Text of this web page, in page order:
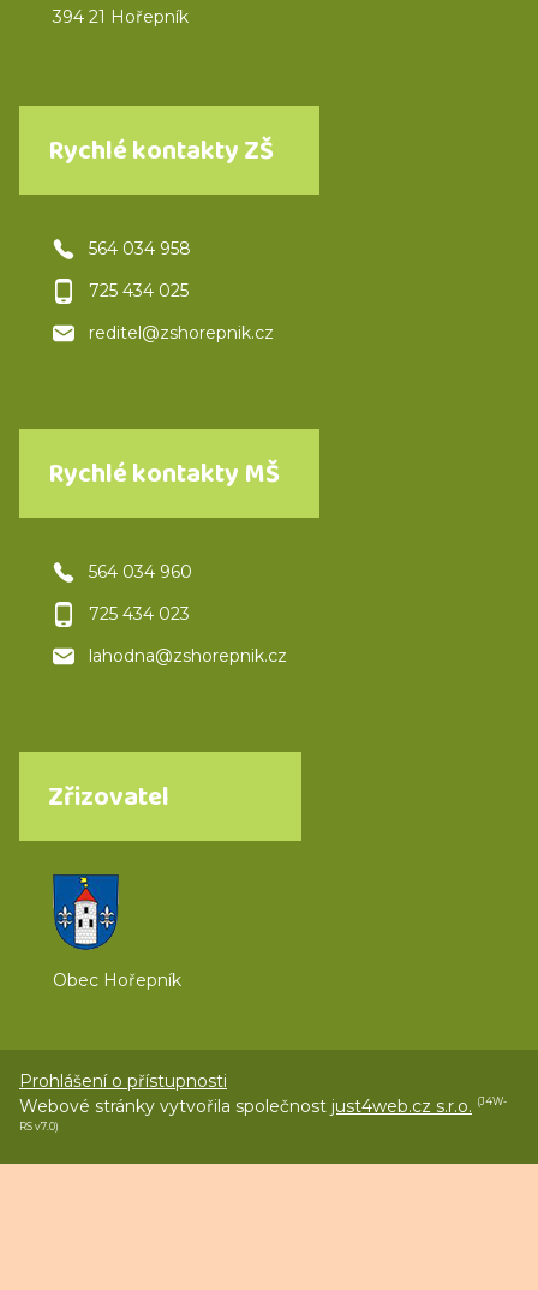
394 21 Hořepník
Rychlé kontakty ZŠ
564 034 958
725 434 025
reditel@zshorepnik.cz
Rychlé kontakty MŠ
564 034 960
725 434 023
lahodna@zshorepnik.cz
Zřizovatel
Obec Hořepník
Prohlášení o přístupnosti
Webové stránky vytvořila společnost just4web.cz s.r.o. (J4W-
RS v7.0)